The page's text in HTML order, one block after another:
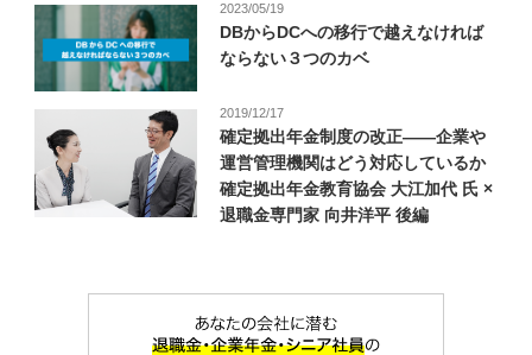
2023/05/19
DBからDCへの移行で越えなければ
ならない３つのカベ
2019/12/17
確定拠出年金制度の改正――企業や
運営管理機関はどう対応しているか
確定拠出年金教育協会 大江加代 氏 ×
退職金専門家 向井洋平 後編